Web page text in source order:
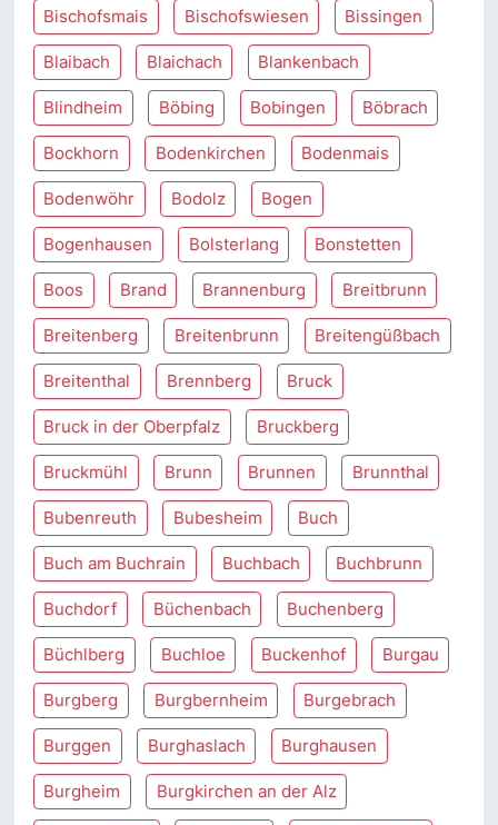
Bischofsmais Bischofswiesen Bissingen
Blaibach Blaichach Blankenbach
Blindheim Böbing Bobingen Böbrach
Bockhorn Bodenkirchen Bodenmais
Bodenwöhr Bodolz Bogen
Bogenhausen Bolsterlang Bonstetten
Boos Brand Brannenburg Breitbrunn
Breitenberg Breitenbrunn Breitengüßbach
Breitenthal Brennberg Bruck
Bruck in der Oberpfalz Bruckberg
Bruckmühl Brunn Brunnen Brunnthal
Bubenreuth Bubesheim Buch
Buch am Buchrain Buchbach Buchbrunn
Buchdorf Büchenbach Buchenberg
Büchlberg Buchloe Buckenhof Burgau
Burgberg Burgbernheim Burgebrach
Burggen Burghaslach Burghausen
Burgheim Burgkirchen an der Alz